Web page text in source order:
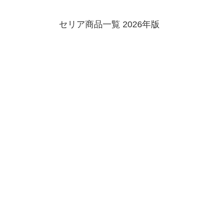
セリア商品一覧 2026年版